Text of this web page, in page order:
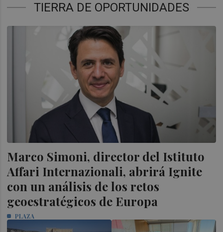
TIERRA DE OPORTUNIDADES
Marco Simoni, director del Istituto
Affari Internazionali, abrirá Ignite
con un análisis de los retos
geoestratégicos de Europa
PLAZA